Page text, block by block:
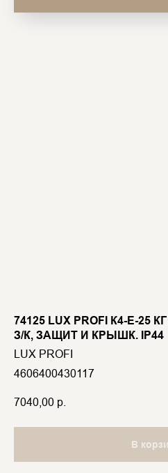
74125 LUX PROFI К4-Е-25
З/К, ЗАЩИТ И КРЫШК. IP44
LUX PROFI
4606400430117
7040,00 р.
В